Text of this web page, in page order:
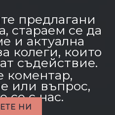
предлагани
стараем се да
и актуална
колеги, които
съдействие.
коментар,
или въпрос,
се с нас.
НИ